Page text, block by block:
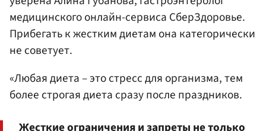
медицинского онлайн-сервиса СберЗдоровье.
Прибегать к жестким диетам она категорически
не советует.
«Любая диета – это стресс для организма, тем
более строгая диета сразу после праздников.
Жесткие ограничения и запреты не только